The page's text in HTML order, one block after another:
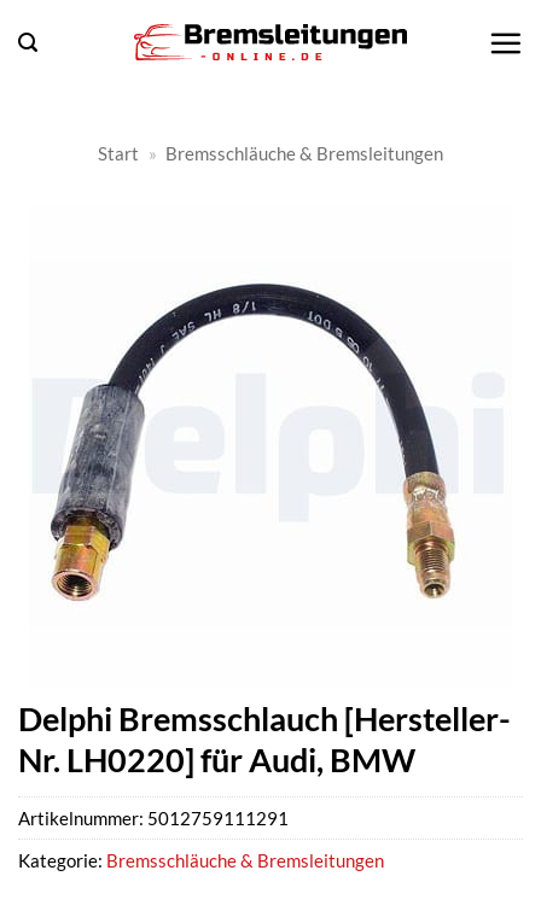
Inhalt
Start » Bremsschläuche & Bremsleitungen
Delphi Bremsschlauch [Hersteller-
Nr. LH0220] für Audi, BMW
Artikelnummer: 5012759111291
Kategorie: Bremsschläuche & Bremsleitungen